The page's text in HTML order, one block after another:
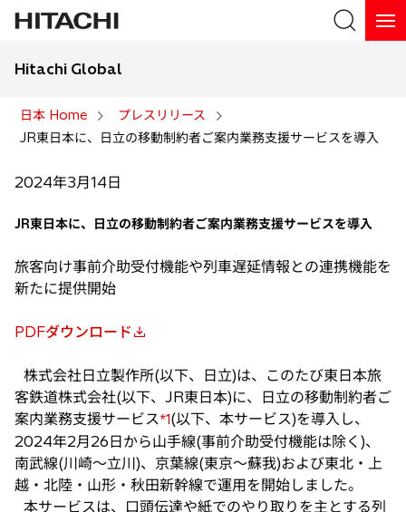
検索
Hitachi Global
日本 Home
プレスリリース
JR東日本に、日立の移動制約者ご案内業務支援サービスを導入
2024年3月14日
JR東日本に、日立の移動制約者ご案内業務支援サービスを導入
旅客向け事前介助受付機能や列車遅延情報との連携機能を
新たに提供開始
PDFダウンロード
新
い
タ
ブ
で
開
く
株式会社日立製作所(以下、日立)は、このたび東日本旅
客鉄道株式会社(以下、JR東日本)に、日立の移動制約者ご
案内業務支援サービス*1(以下、本サービス)を導入し、
2024年2月26日から山手線(事前介助受付機能は除く)、
南武線(川崎〜立川)、京葉線(東京〜蘇我)および東北・上
越・北陸・山形・秋田新幹線で運用を開始しました。
本サービスは、口頭伝達や紙でのやり取りを主とする列